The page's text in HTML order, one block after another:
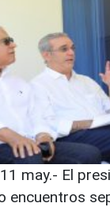
may.- El
encuentros